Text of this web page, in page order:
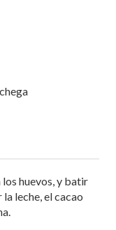
huevos, y batir
leche, el cacao